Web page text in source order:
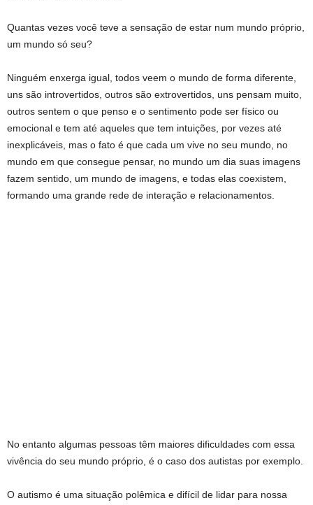
Quantas vezes você teve a sensação de estar num mundo próprio,
um mundo só seu?
Ninguém enxerga igual, todos veem o mundo de forma diferente,
uns são introvertidos, outros são extrovertidos, uns pensam muito,
outros sentem o que penso e o sentimento pode ser físico ou
emocional e tem até aqueles que tem intuições, por vezes até
inexplicáveis, mas o fato é que cada um vive no seu mundo, no
mundo em que consegue pensar, no mundo um dia suas imagens
fazem sentido, um mundo de imagens, e todas elas coexistem,
formando uma grande rede de interação e relacionamentos.
No entanto algumas pessoas têm maiores dificuldades com essa
vivência do seu mundo próprio, é o caso dos autistas por exemplo.
O autismo é uma situação polêmica e difícil de lidar para nossa